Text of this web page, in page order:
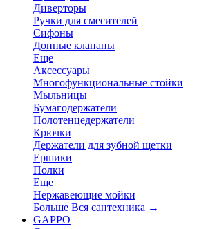
Диверторы
Ручки для смесителей
Сифоны
Донные клапаны
Еще
Аксессуары
Многофункциональные стойки
Мыльницы
Бумагодержатели
Полотенцедержатели
Крючки
Держатели для зубной щетки
Ершики
Полки
Еще
Нержавеющие мойки
Больше Вся сантехника →
GAPPO